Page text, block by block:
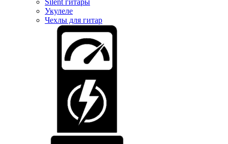
Silent гитары
Укулеле
Чехлы для гитар